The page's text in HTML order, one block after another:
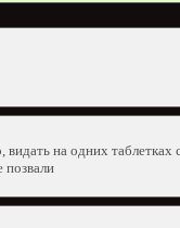
на одних таблетках
позвали